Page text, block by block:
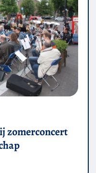
zomerconcert